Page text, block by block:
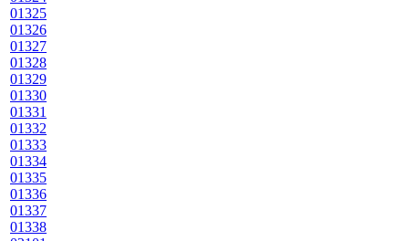
01325
01326
01327
01328
01329
01330
01331
01332
01333
01334
01335
01336
01337
01338